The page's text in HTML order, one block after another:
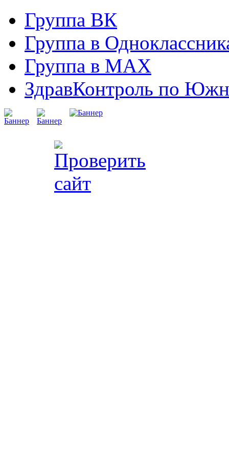
Группа ВК
Группа в
Группа в МАХ
ЗдравКонтроль по